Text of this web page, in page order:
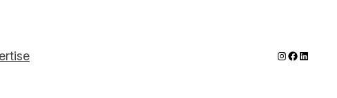
Instagram